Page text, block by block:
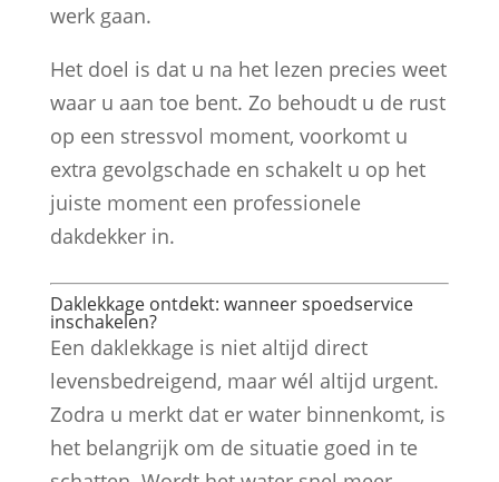
werk gaan.
Het doel is dat u na het lezen precies weet
waar u aan toe bent. Zo behoudt u de rust
op een stressvol moment, voorkomt u
extra gevolgschade en schakelt u op het
juiste moment een professionele
dakdekker in.
Daklekkage ontdekt: wanneer spoedservice
inschakelen?
Een daklekkage is niet altijd direct
levensbedreigend, maar wél altijd urgent.
Zodra u merkt dat er water binnenkomt, is
het belangrijk om de situatie goed in te